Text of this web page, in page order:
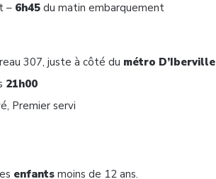
– 6h45 du matin embarquement
307, juste à côté du métro D’Iberville
21h00
Premier servi
enfants moins de 12 ans.